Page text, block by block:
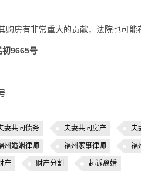
购房有非常重大的贡献，法院也可能
初9665号
妻共同债务 夫妻共同房产 夫
州婚姻律师 福州家事律师 福
产 财产分割 起诉离婚